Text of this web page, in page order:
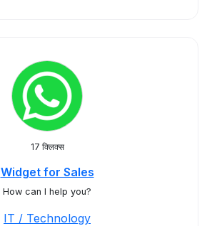
17 क्लिक्स
Widget for Sales
How can I help you?
IT / Technology